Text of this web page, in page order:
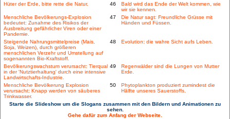
Hüter der Erde, bitte rette die Natur. 46
Bald wird das Ende der Welt kommen, wie
wir sie kennen.
Menschliche Bevölkerungs-Explosion
bedeutet: Zunahme des Risikos der
Ausbreitung gefährlicher Viren oder einer
Pandemie.
47
Die Natur sagt: Freundliche Grüsse mit
Händen und Füssen.
Steigende Nahrungsmittelpreise (Mais,
Soja, Weizen), durch größeren
menschlichen Verzehr und Umstellung auf
sogenannten Bio-Kraftstoff.
48 Evolution: die wahre Sicht aufs Leben.
Bevölkerungswachstum verursacht: Tierqual
in der 'Nutztierhaltung' durch eine intensive
Landwirtschafts-Industrie.
49
Regenwälder sind die Lungen von Mutter
Erde.
Menschliche Bevölkerung Explosion
verursacht: Knapp werden von säuberes
Trinkwasser.
50
Phytoplankton produziert zumindest die
Hälfte unseres Sauerstoffs.
Starte die Slideshow um die Slogans zusammen mit den Bildern und Animationen zu
sehen.
Gehe dafür zum Anfang der Webseite.